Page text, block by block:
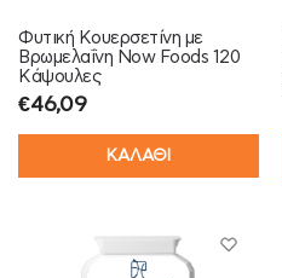
Φυτική Κουερσετίνη με
Βρωμελαΐνη Now Foods 120
Κάψουλες
€46,09
ΚΑΛΑΘΙ